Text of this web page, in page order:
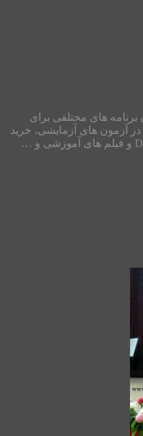
های مختلفی برای
آزمون های آزمایشی، خرید
کتاب کمک درسی و تست، خرید DVD و فیلم های آموزشی و …